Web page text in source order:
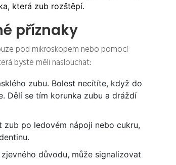
která zub rozštěpí.
příznaky
pod mikroskopem nebo pomocí
byste měli naslouchat:
zubu. Bolest necítíte, když do
Dělí se tím korunka zubu a dráždí
zub po ledovém nápoji nebo cukru,
důvodu, může signalizovat